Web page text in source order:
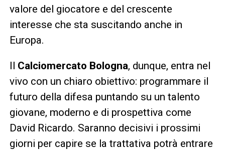
valore del giocatore e del crescente
interesse che sta suscitando anche in
Europa.
Il Calciomercato Bologna, dunque, entra nel
vivo con un chiaro obiettivo: programmare il
futuro della difesa puntando su un talento
giovane, moderno e di prospettiva come
David Ricardo. Saranno decisivi i prossimi
giorni per capire se la trattativa potrà entrare